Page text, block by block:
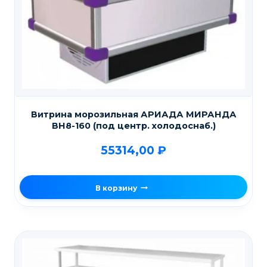
Витрина морозильная АРИАДА МИРАНДА
ВН8-160 (под центр. холодоснаб.)
55314,00 ₽
В корзину